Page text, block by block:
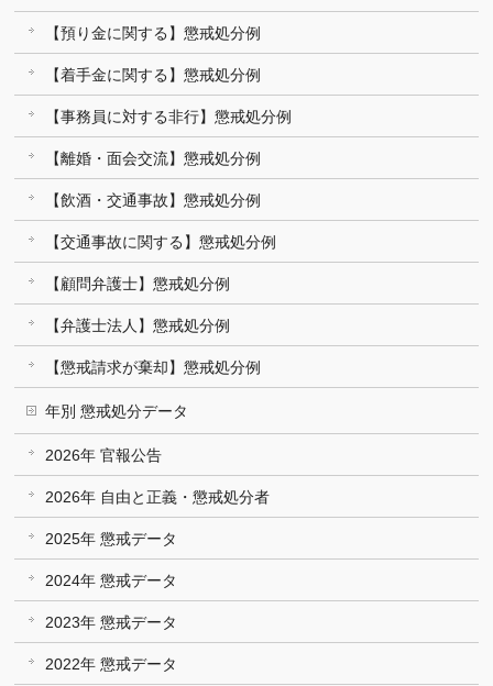
【預り金に関する】懲戒処分例
【着手金に関する】懲戒処分例
【事務員に対する非行】懲戒処分例
【離婚・面会交流】懲戒処分例
【飲酒・交通事故】懲戒処分例
【交通事故に関する】懲戒処分例
【顧問弁護士】懲戒処分例
【弁護士法人】懲戒処分例
【懲戒請求が棄却】懲戒処分例
年別 懲戒処分データ
2026年 官報公告
2026年 自由と正義・懲戒処分者
2025年 懲戒データ
2024年 懲戒データ
2023年 懲戒データ
2022年 懲戒データ